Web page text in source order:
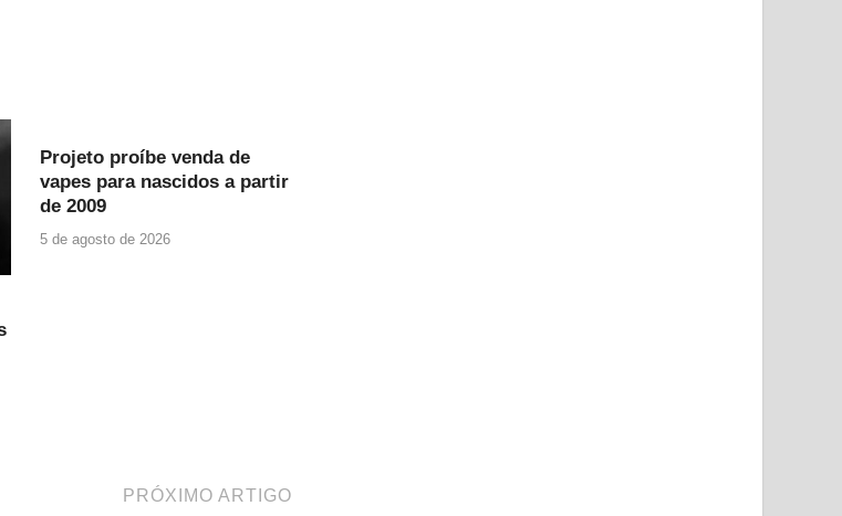
Projeto proíbe venda de
vapes para nascidos a partir
de 2009
5 de agosto de 2026
PRÓXIMO ARTIGO